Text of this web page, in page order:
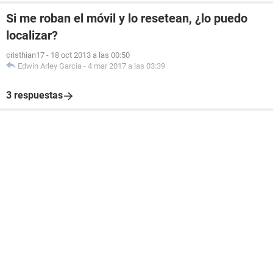
Si me roban el móvil y lo resetean, ¿lo puedo
localizar?
cristhian17 - 18 oct 2013 a las 00:50
Edwin Arley García - 4 mar 2017 a las 03:39
3 respuestas